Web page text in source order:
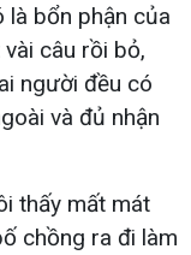
là bổn phận của
câu rồi bỏ,
người đều có
và đủ nhận
thấy mất mát
chồng ra đi làm